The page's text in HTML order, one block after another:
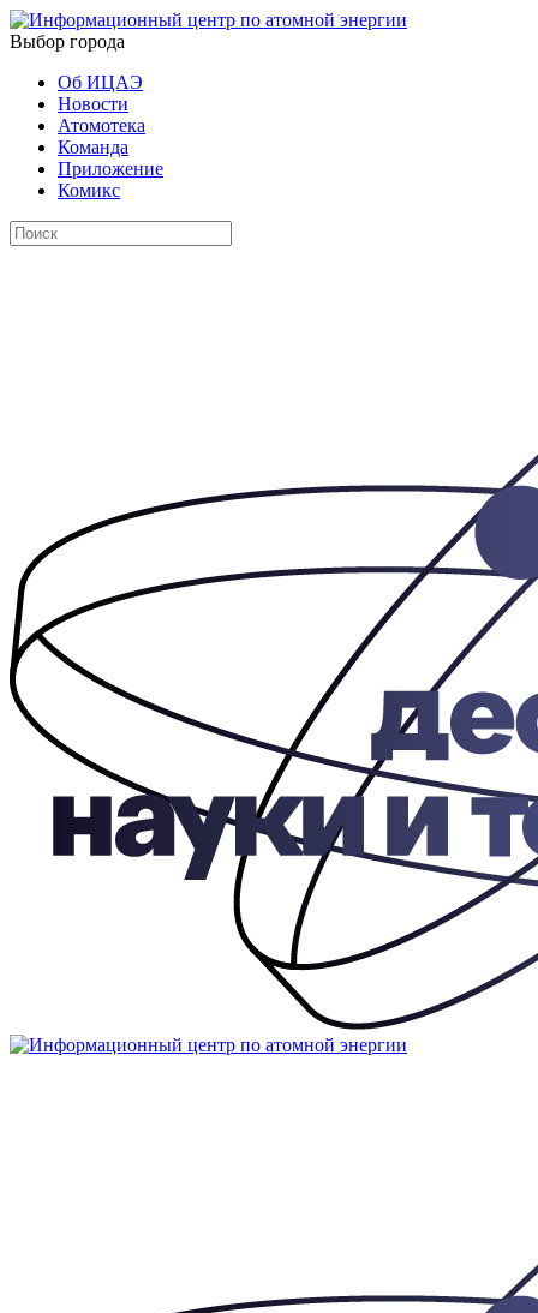
Выбор города
Об ИЦАЭ
Новости
Атомотека
Команда
Приложение
Комикс